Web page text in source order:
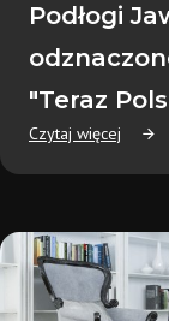
Podłogi
"Teraz
Czytaj więcej